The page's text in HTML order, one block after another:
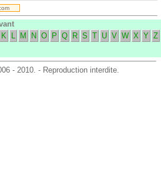
K L M N O P Q R S T U V W X Y Z
- 2010. - Reproduction interdite.